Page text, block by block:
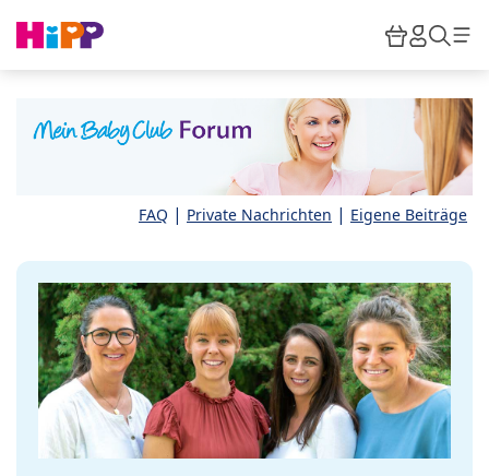
HiPP
FAQ | Private Nachrichten | Eigene Beiträge